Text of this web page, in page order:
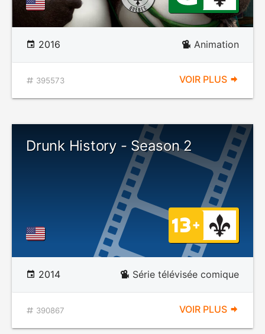
2016 Animation
395573 VOIR PLUS
Drunk History - Season 2
2014 Série télévisée comique
390867 VOIR PLUS